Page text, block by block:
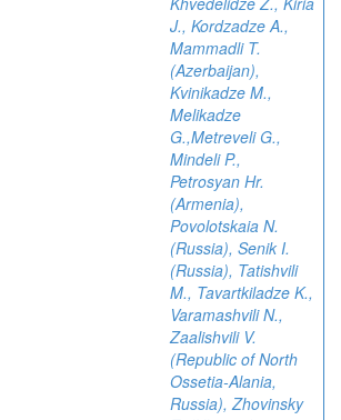
J., Kordzadze A.,
Mammadli T.
(Azerbaijan),
Kvinikadze M.,
Melikadze
G.,Metreveli G.,
Mindeli P.,
Petrosyan Hr.
(Armenia),
Povolotskaia N.
(Russia), Senik I.
(Russia), Tatishvili
M., Tavartkiladze K.,
Varamashvili N.,
Zaalishvili V.
(Republic of North
Ossetia-Alania,
Russia), Zhovinsky